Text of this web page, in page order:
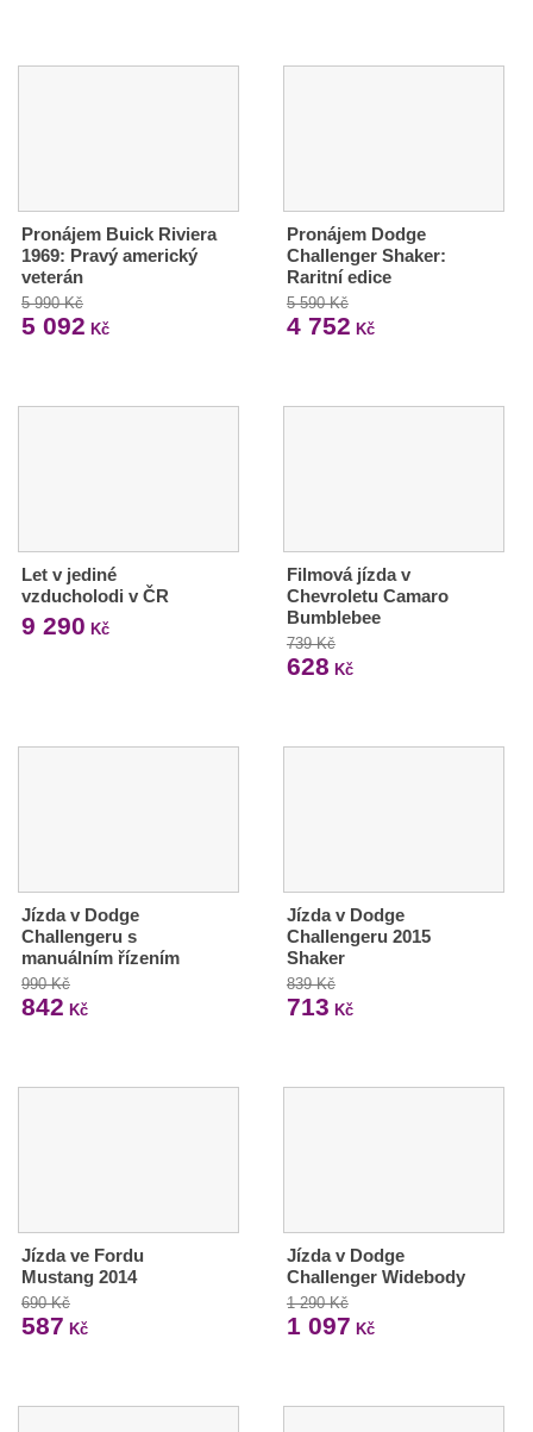
Pronájem Buick Riviera
1969: Pravý americký
veterán
5 990 Kč
5 092 Kč
Pronájem Dodge
Challenger Shaker:
Raritní edice
5 590 Kč
4 752 Kč
Let v jediné
vzducholodi v ČR
9 290 Kč
Filmová jízda v
Chevroletu Camaro
Bumblebee
739 Kč
628 Kč
Jízda v Dodge
Challengeru s
manuálním řízením
990 Kč
842 Kč
Jízda v Dodge
Challengeru 2015
Shaker
839 Kč
713 Kč
Jízda ve Fordu
Mustang 2014
690 Kč
587 Kč
Jízda v Dodge
Challenger Widebody
1 290 Kč
1 097 Kč